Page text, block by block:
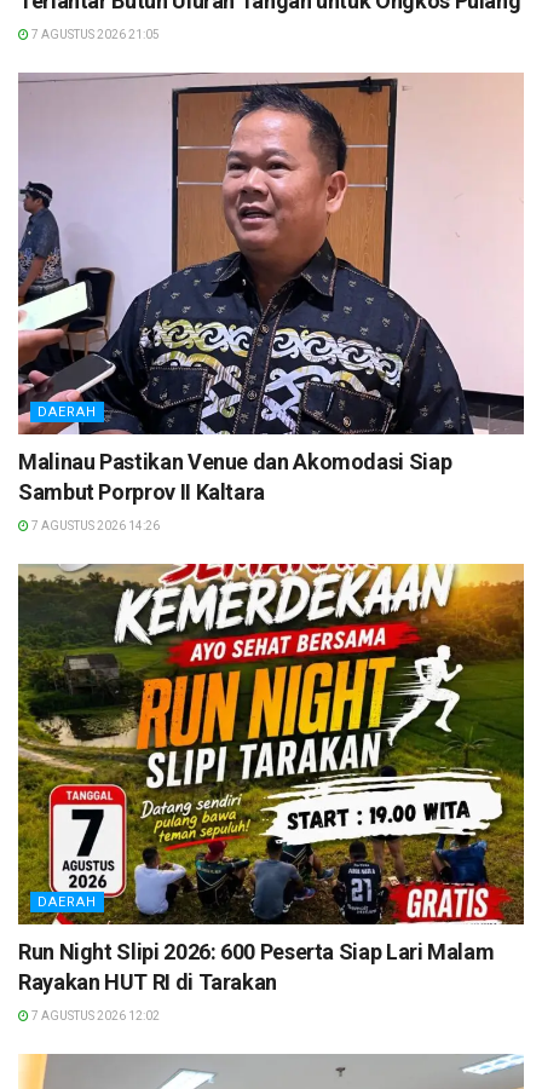
7 AGUSTUS 2026 21:05
DAERAH
Malinau Pastikan Venue dan Akomodasi Siap
Sambut Porprov II Kaltara
7 AGUSTUS 2026 14:26
DAERAH
Run Night Slipi 2026: 600 Peserta Siap Lari Malam
Rayakan HUT RI di Tarakan
7 AGUSTUS 2026 12:02